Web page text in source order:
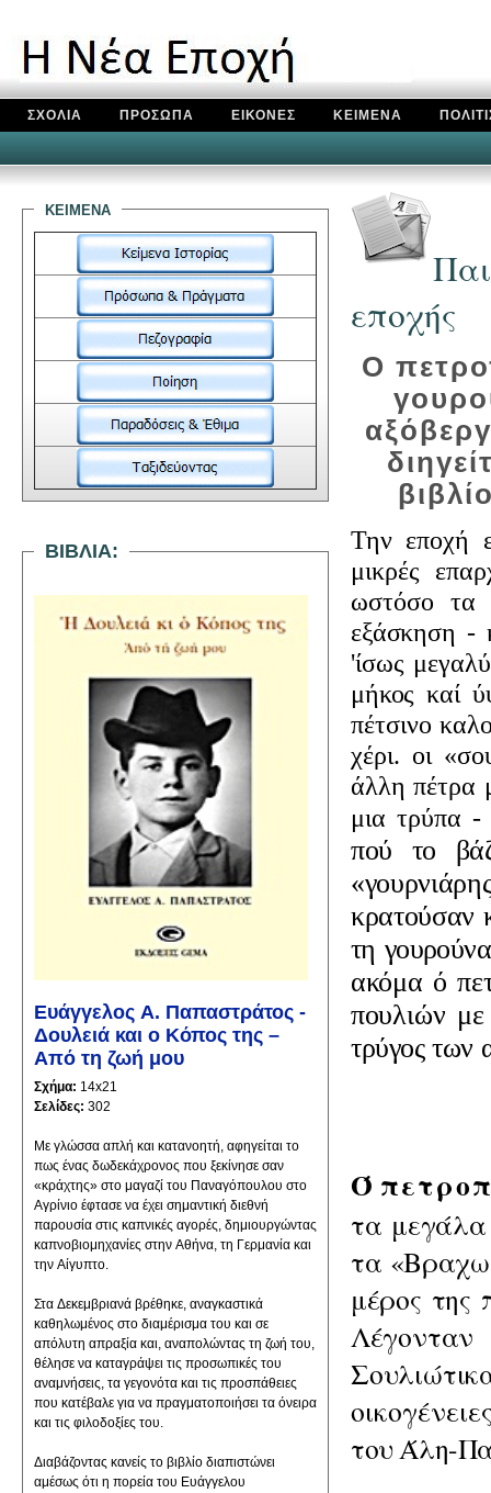
ΣΧΟΛΙΑ ΠΡΟΣΩΠΑ ΕΙΚΟΝΕΣ ΚΕΙΜΕΝΑ
εποχής
Ο
Την εποχή
μικρές
ωστόσο τα
εξάσκηση -
'ίσως
μήκος καί
πέτσινο
χέρι. οι
άλλη πέτρα
μια τρύπα -
πού το βά
κρατούσαν
τη γουρού
ακόμα ό
πουλιών με
τρύγος των
Ό
τα μεγάλα
τα
μέ­ρος της
Λέ
του Άλη-
κειμενα
ΒΙΒΛΙΑ:
Ευάγγελος Α. Παπαστράτος -
Δουλειά και ο Κόπος της –
Από τη ζωή μου
Σχήμα: 14x21
Σελίδες: 302
Με γλώσσα απλή και κατανοητή, αφηγείται το
πως ένας δωδεκάχρονος που ξεκίνησε σαν
«κράχτης» στο μαγαζί του Παναγόπουλου στο
Αγρίνιο έφτασε να έχει σημαντική διεθνή
παρουσία στις καπνικές αγορές, δημιουργώντας
καπνοβιομηχανίες στην Αθήνα, τη Γερμανία και
την Αίγυπτο.
Στα Δεκεμβριανά βρέθηκε, αναγκαστικά
καθηλωμένος στο διαμέρισμα του και σε
απόλυτη απραξία και, αναπολώντας τη ζωή του,
θέλησε να καταγράψει τις προσωπικές του
αναμνήσεις, τα γεγονότα και τις προσπάθειες
που κατέβαλε για να πραγματοποιήσει τα όνειρα
και τις φιλοδοξίες του.
Διαβάζοντας κανείς το βιβλίο διαπιστώνει
αμέσως ότι η πορεία του Ευάγγελου